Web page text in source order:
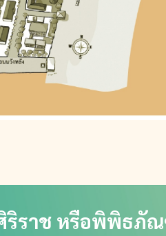
ราช หรือพิพิธภั